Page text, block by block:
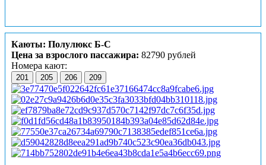
Каюты: Полулюкс Б-С
Цена за взрослого пассажира: 82790 рублей
Номера кают:
201 205 206 209